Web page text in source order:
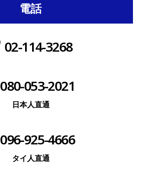
電話
02-114-3268
080-053-2021
日本人直通
096-925-4666
タイ人直通